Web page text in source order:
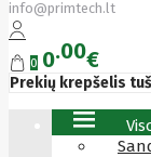
info@primtech.lt
0 0 00€
Prekių krepšelis